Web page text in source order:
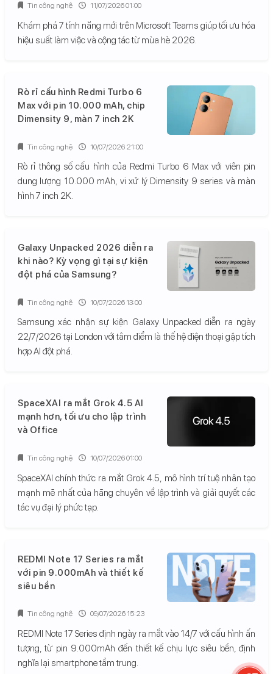
Khám phá 7 tính năng mới trên Microsoft Teams giúp tối ưu hóa
hiệu suất làm việc và cộng tác từ mùa hè 2026.
Tin công nghệ 11/07/2026 01:00
Rò rỉ cấu hình Redmi Turbo 6
Max với pin 10.000 mAh, chip
Dimensity 9, màn 7 inch 2K
Rò rỉ thông số cấu hình của Redmi Turbo 6 Max với viên pin
dung lượng 10.000 mAh, vi xử lý Dimensity 9 series và màn
hình 7 inch 2K.
Tin công nghệ 10/07/2026 21:00
Galaxy Unpacked 2026 diễn ra
khi nào? Kỳ vọng gì tại sự kiện
đột phá của Samsung?
Samsung xác nhận sự kiện Galaxy Unpacked diễn ra ngày
22/7/2026 tại London với tâm điểm là thế hệ điện thoại gập tích
hợp AI đột phá.
Tin công nghệ 10/07/2026 13:00
SpaceXAI ra mắt Grok 4.5 AI
mạnh hơn, tối ưu cho lập trình
và Office
SpaceXAI chính thức ra mắt Grok 4.5, mô hình trí tuệ nhân tạo
mạnh mẽ nhất của hãng chuyên về lập trình và giải quyết các
tác vụ đại lý phức tạp.
Tin công nghệ 10/07/2026 01:00
REDMI Note 17 Series ra mắt
với pin 9.000mAh và thiết kế
siêu bền
REDMI Note 17 Series định ngày ra mắt vào 14/7 với cấu hình ấn
tượng, từ pin 9.000mAh đến thiết kế chịu lực siêu bền, định
nghĩa lại smartphone tầm trung.
Tin công nghệ 09/07/2026 15:23